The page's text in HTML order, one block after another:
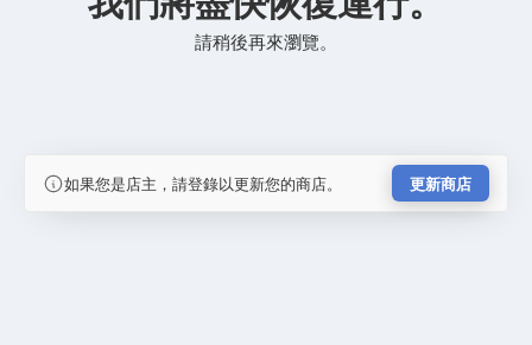
請稍後再來瀏覽。
如果您是店主，請登錄以更新您的商店。 更新商店